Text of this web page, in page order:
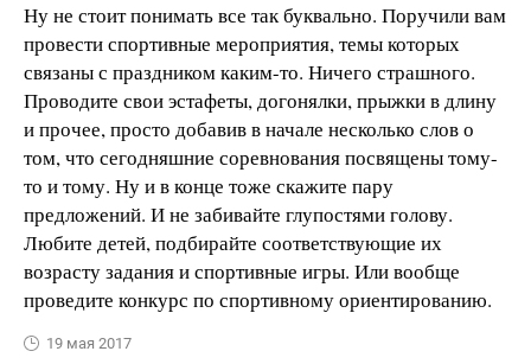
Ну не стоит понимать все так буквально. Поручили вам
провести спортивные мероприятия, темы которых
связаны с праздником каким-то. Ничего страшного.
Проводите свои эстафеты, догонялки, прыжки в длину
и прочее, просто добавив в начале несколько слов о
том, что сегодняшние соревнования посвящены тому-
то и тому. Ну и в конце тоже скажите пару
предложений. И не забивайте глупостями голову.
Любите детей, подбирайте соответствующие их
возрасту задания и спортивные игры. Или вообще
проведите конкурс по спортивному ориентированию.
19 мая 2017